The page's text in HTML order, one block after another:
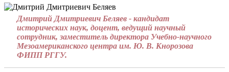
Дмитрий Дмитриевич Беляев - кандидат
исторических наук, доцент, ведущий научный
сотрудник, заместитель директора Учебно-научного
Мезоамериканского центра им. Ю. В. Кнорозова
ФИПП РГГУ.